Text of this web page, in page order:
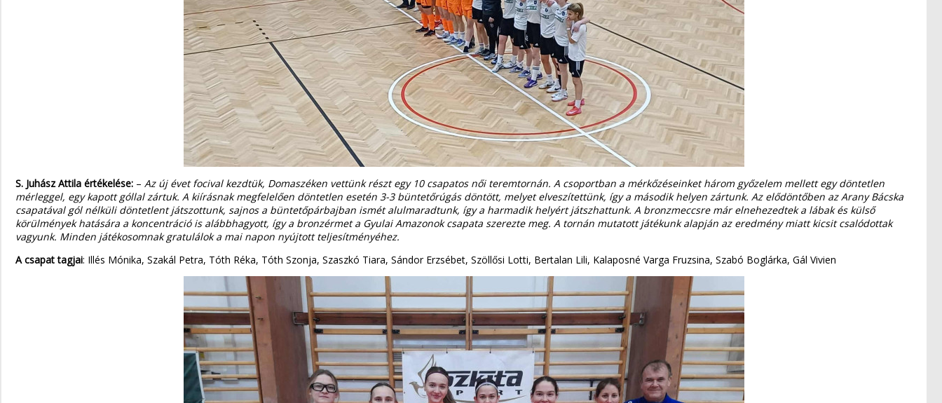
S. Juhász Attila értékelése: – Az új évet focival kezdtük, Domaszéken vettünk részt egy 10 csapatos női teremtornán. A csoportban a mérkőzéseinket három győzelem mellett egy döntetlen
mérleggel, egy kapott góllal zártuk. A kiírásnak megfelelően döntetlen esetén 3-3 büntetőrúgás döntött, melyet elveszítettünk, így a második helyen zártunk. Az elődöntőben az Arany Bácska
csapatával gól nélküli döntetlent játszottunk, sajnos a büntetőpárbajban ismét alulmaradtunk, így a harmadik helyért játszhattunk. A bronzmeccsre már elnehezedtek a lábak és külső
körülmények hatására a koncentráció is alábbhagyott, így a bronzérmet a Gyulai Amazonok csapata szerezte meg. A tornán mutatott játékunk alapján az eredmény miatt kicsit csalódottak
vagyunk. Minden játékosomnak gratulálok a mai napon nyújtott teljesítményéhez.
A csapat tagjai: Illés Mónika, Szakál Petra, Tóth Réka, Tóth Szonja, Szaszkó Tiara, Sándor Erzsébet, Szöllősi Lotti, Bertalan Lili, Kalaposné Varga Fruzsina, Szabó Boglárka, Gál Vivien